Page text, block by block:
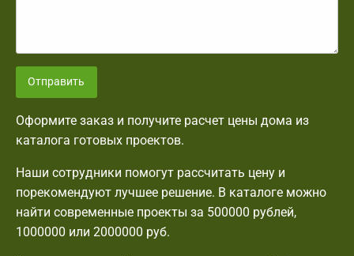
Отправить
Оформите заказ и получите расчет цены дома из
каталога готовых проектов.
Наши сотрудники помогут рассчитать цену и
порекомендуют лучшее решение. В каталоге можно
найти современные проекты за 500000 рублей,
1000000 или 2000000 руб.